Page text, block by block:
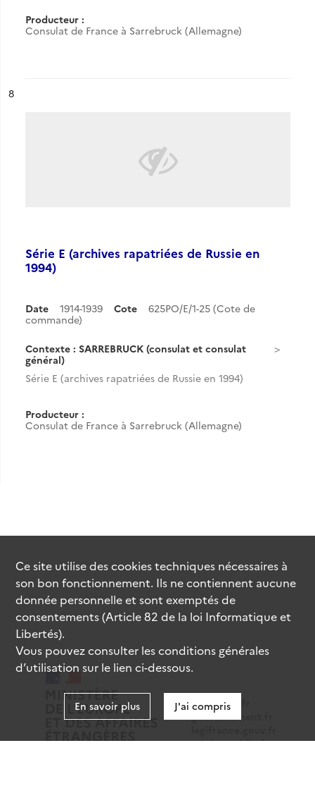
Producteur :
Consulat de France à Sarrebruck (Allemagne)
n°
8
Série E (archives rapatriées de Russie en
1994)
Date 1914-1939 Cote
625PO/E/1-25 (Cote de
commande)
Contexte : SARREBRUCK (consulat et consulat
général)
Série E (archives rapatriées de Russie en 1994)
Producteur :
Consulat de France à Sarrebruck (Allemagne)
data.gouv.fr
gouvernement.fr
service-public.fr
Ce site utilise descookiestechniques nécessaires à
son bon fonctionnement. Ils ne contiennent aucune
donnée personnelle et sont exemptés de
consentements (Article 82 de la loi Informatique et
Libertés).
Vous pouvez consulter les conditions générales
d’utilisation sur le lien ci-dessous.
En savoir plus J'ai compris